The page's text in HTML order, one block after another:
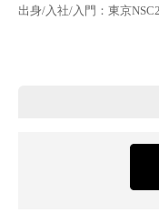
出身/入社/入門：東京